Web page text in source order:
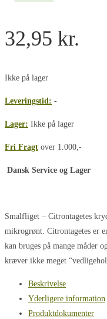
32,95 kr.
Ikke på lager
Leveringstid: -
Lager: Ikke på lager
Fri Fragt over 1.000,-
Dansk Service og Lager
Smalfliget – Citrontagetes
mikrogrønt. Citrontagetes er
kan bruges på mange måder
kræver ikke meget
Beskrivelse
Yderligere information
Produktdokumenter